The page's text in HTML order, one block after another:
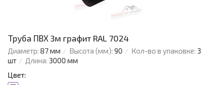
Труба ПВХ 3м графит RAL 7024
Диаметр: 87 мм Высота (мм): 90 Кол-во в упаковке: 3
шт
Длина: 3000 мм
Цвет: